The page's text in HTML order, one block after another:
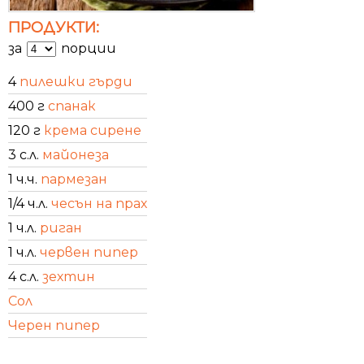
ПРОДУКТИ:
за порции
4 пилешки гърди
400 г спанак
120 г крема сирене
3 с.л. майонеза
1 ч.ч. пармезан
1/4 ч.л. чесън на прах
1 ч.л. риган
1 ч.л. червен пипер
4 с.л. зехтин
Сол
Черен пипер